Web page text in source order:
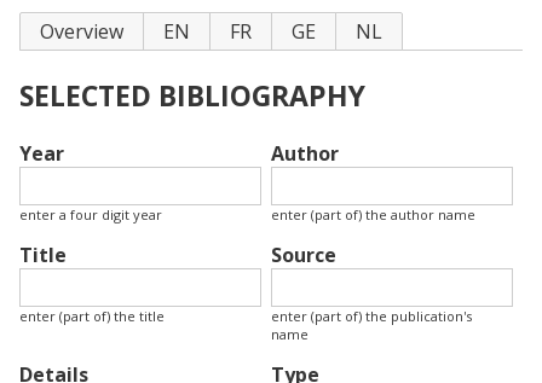
Primary
Overview EN FR GE NL
SELECTED BIBLIOGRAPHY
Year
enter a four digit year
Author
enter (part of) the author name
Title
enter (part of) the title
Source
enter (part of) the publication's
name
Details Type